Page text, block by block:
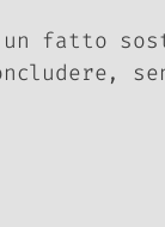
fatto